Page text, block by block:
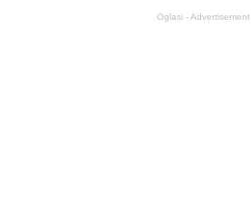
Oglasi - Advertisement